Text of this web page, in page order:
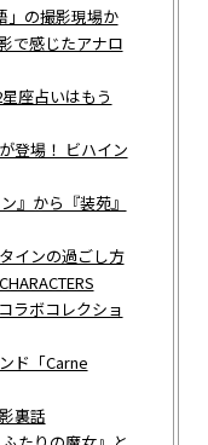
の撮影現場か
で感じたアナロ
座占いはもう
登場！ ビハイン
』から『装苑』
インの過ごし方
ラボコレクショ
ド「Carne
裏話